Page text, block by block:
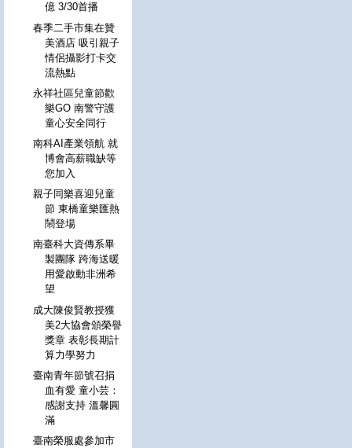
億 3/30首播
春季二手市集在贊
美酒店 吸引親子
情侶攝影打卡交
流熱點
永祥社區兒童節歡
樂GO 南警守護
童心安全同行
南科AI產業領航 就
博會高薪職缺等
您加入
親子同樂喜迎兒童
節 東橋童樂匯熱
鬧登場
南臺科大資傳系畢
製團隊 跨海送暖
用愛啟動非洲希
望
成大陳俊賢教授獲
美2大協會頒榮譽
獎章 表彰長期計
算力學努力
臺南青年節號召捐
血有愛 童小芸：
感謝支持 溫馨圓
滿
臺南榮服處參加市